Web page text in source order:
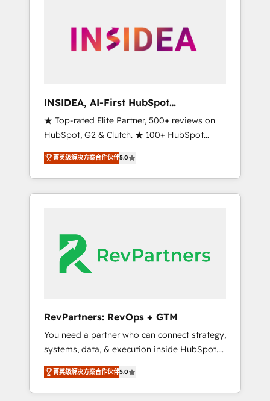
globally regionalized HubSpot websites,
integrated marketing campaigns, & RevOps
adoption with change-management
programs, and align marketing, sales, and
service to drive sustainable growth With 6
key HubSpot accreditations and experience
across hundreds of organizations in dozens
of industries, there’s a good chance one of
our globally integrated teams has worked
looking for...and get your next big initiative
moving!
INSIDEA, AI-First HubSpot
Onboarding & RevOps
★ Top-rated Elite Partner, 500+ reviews on
HubSpot, G2 & Clutch. ★ 100+ HubSpot
Certified Experts & Trainers across the team
★ 1,500+ implementations across five
continents ★ AI-First, RevOps-led,
Onboarding obsessed ★ Company of the
engine. We onboard your team, migrate your
data, and build AI-powered workflows that
drive adoption from week one, in your time
from any legacy CRM. Zero downtime, full
data integrity. ➤ Implementation: Configure
HubSpot to run your revenue process. Sales,
marketing, and service wired together. ➤ AI
and Integrations: Layer Breeze AI, custom
agents, and APIs to remove manual work. ➤
菁英级解决方案合作伙伴5.0
RevPartners: RevOps + GTM
You need a partner who can connect strategy,
systems, data, & execution inside HubSpot.
We bridge the gap where most agencies fall
short by combining GTM strategy with
technical execution to solve the right
菁英级解决方案合作伙伴5.0